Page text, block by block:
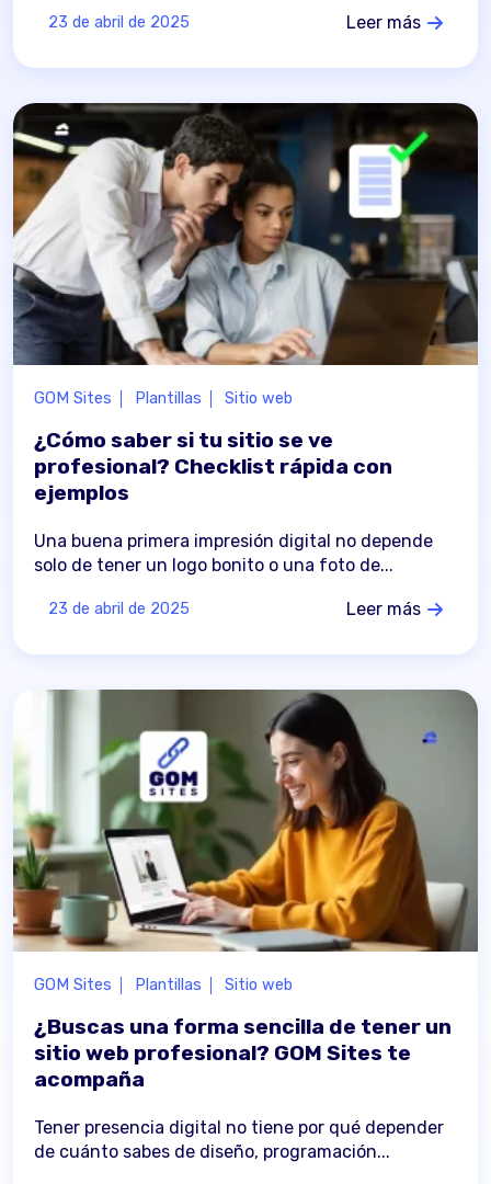
23 de abril de 2025 Leer más
GOM Sites Plantillas Sitio web
¿Cómo saber si tu sitio se ve
profesional? Checklist rápida con
ejemplos
Una buena primera impresión digital no depende
solo de tener un logo bonito o una foto de...
23 de abril de 2025 Leer más
GOM Sites Plantillas Sitio web
¿Buscas una forma sencilla de tener un
sitio web profesional? GOM Sites te
acompaña
Tener presencia digital no tiene por qué depender
de cuánto sabes de diseño, programación...